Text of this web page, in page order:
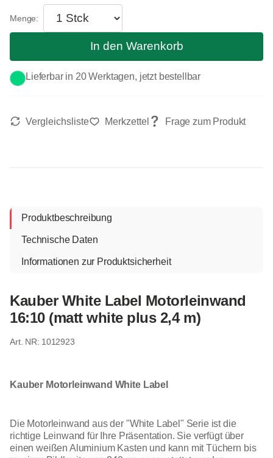
Lieferbar in 20 Werktagen, jetzt bestellbar
In den Warenkorb
Produktbeschreibung
Technische Daten
Informationen zur Produktsicherheit
Kauber White Label Motorleinwand
16:10 (matt white plus 2,4 m)
1012923
Kauber Motorleinwand White Label
Die Motorleinwand aus der "White Label" Serie ist die
richtige Leinwand für Ihre Präsentation. Sie verfügt über
einen weißen Aluminium Kasten und kann mit Tüchern bis